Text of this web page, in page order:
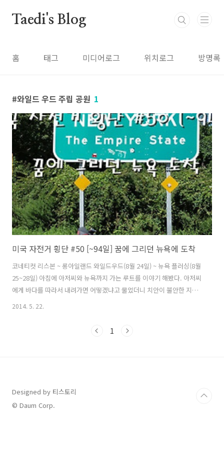
Taedi's Blog
홈 태그 미디어로그 위치로그 방명록
와일드 우드 주립 공원 1
미국 자전거 횡단 #50 [~94일] 꿈에 그리던 뉴욕에 도착
코네티컷 리스본 ~ 롱아일랜드 와일드우드(8월 24일) ~ 뉴욕 플러싱(8월
25~28일) 아침에 아저씨와 뉴욕까지 가는 루트를 이야기 해봤다. 아저씨
에게 바다를 따라서 내려가면 어떻겠냐고 물었더니 치안이 불안한 지역
이 많다고 하시면서 롱아일랜드까지 페리를 타고 건너간 다음 퀸즈를 통
데려다 주신다고 했다. 반나절 잡고 자전거 타고 가려 했는데 시간을 벌
2014. 5. 22.
1
Designed by 티스토리
© Daum Corp.